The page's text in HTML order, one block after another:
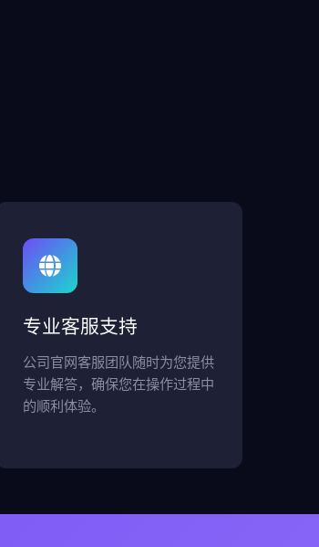
专业客服支持
公司官网客服团队随时为您提供
专业解答，确保您在操作过程中
的顺利体验。